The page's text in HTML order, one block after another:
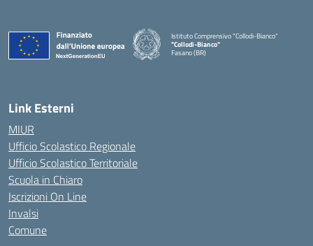
Istituto Comprensivo "Collodi-Bianco"
"Collodi-Bianco"
Fasano (BR)
Link Esterni
MIUR
Ufficio Scolastico Regionale
Ufficio Scolastico Territoriale
Scuola in Chiaro
Iscrizioni On Line
Invalsi
Comune